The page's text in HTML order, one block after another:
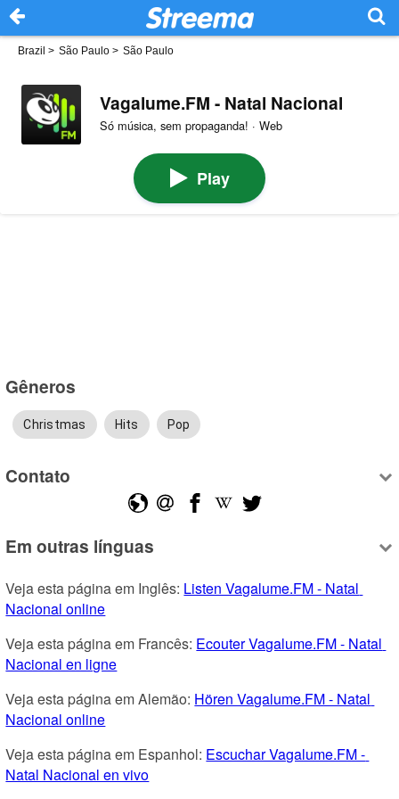
Brazil > São Paulo > São Paulo
Vagalume.FM - Natal Nacional
Só música, sem propaganda! · Web
Play
Gêneros
Christmas Hits Pop
Contato
Em outras línguas
Veja esta página em Inglês: Listen Vagalume.FM - Natal
Nacional online
Veja esta página em Francês: Ecouter Vagalume.FM - Natal
Nacional en ligne
Veja esta página em Alemão: Hören Vagalume.FM - Natal
Nacional online
Veja esta página em Espanhol: Escuchar Vagalume.FM -
Natal Nacional en vivo